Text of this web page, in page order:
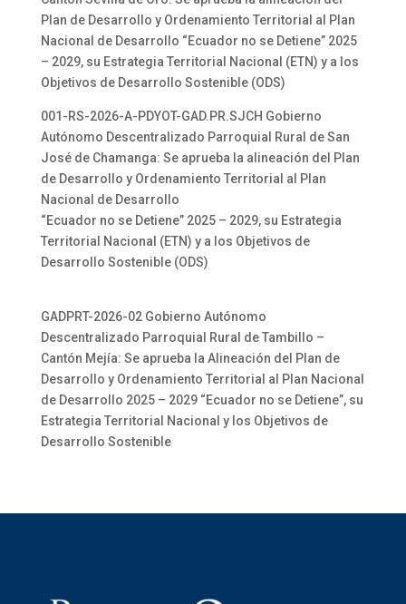
Plan de Desarrollo y Ordenamiento Territorial al Plan
Nacional de Desarrollo “Ecuador no se Detiene” 2025
– 2029, su Estrategia Territorial Nacional (ETN) y a los
Objetivos de Desarrollo Sostenible (ODS)
001-RS-2026-A-PDYOT-GAD.PR.SJCH Gobierno
Autónomo Descentralizado Parroquial Rural de San
José de Chamanga: Se aprueba la alineación del Plan
de Desarrollo y Ordenamiento Territorial al Plan
Nacional de Desarrollo
“Ecuador no se Detiene” 2025 – 2029, su Estrategia
Territorial Nacional (ETN) y a los Objetivos de
Desarrollo Sostenible (ODS)
GADPRT-2026-02 Gobierno Autónomo
Descentralizado Parroquial Rural de Tambillo –
Cantón Mejía: Se aprueba la Alineación del Plan de
Desarrollo y Ordenamiento Territorial al Plan Nacional
de Desarrollo 2025 – 2029 “Ecuador no se Detiene”, su
Estrategia Territorial Nacional y los Objetivos de
Desarrollo Sostenible